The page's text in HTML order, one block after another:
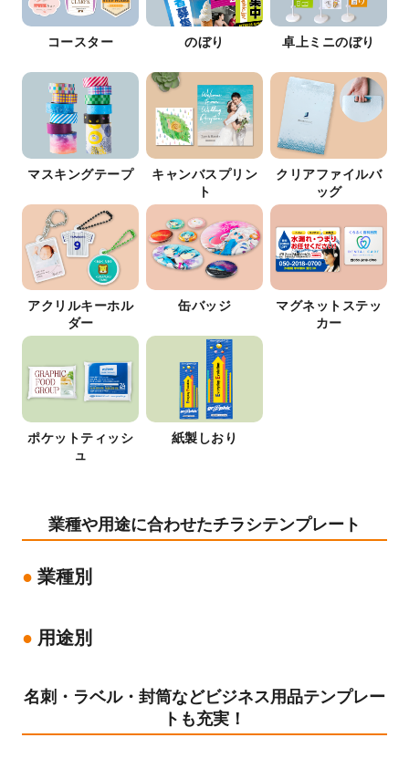
コースター のぼり 卓上ミニのぼり
マスキングテープ
キャンバスプリン
ト
クリアファイルバ
ッグ
アクリルキーホル
ダー
缶バッジ
マグネットステッ
カー
ポケットティッシ
ュ
紙製しおり
業種や用途に合わせたチラシテンプレート
業種別
用途別
名刺・ラベル・封筒などビジネス用品テンプレー
トも充実！